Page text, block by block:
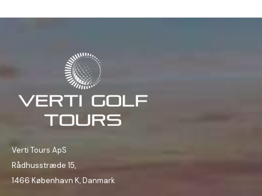
Verti Tours ApS
Rådhusstræde 15,
1466 København K, Danmark